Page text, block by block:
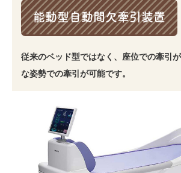
能動型自動間欠牽引装置
従来のベッド型ではなく、座位での牽引
な姿勢での牽引が可能です。